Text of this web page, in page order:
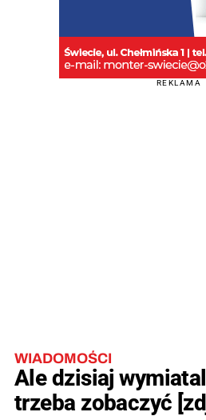
REKLAMA
WIADOMOŚCI
Ale dzisiaj
trzeba zobaczyć